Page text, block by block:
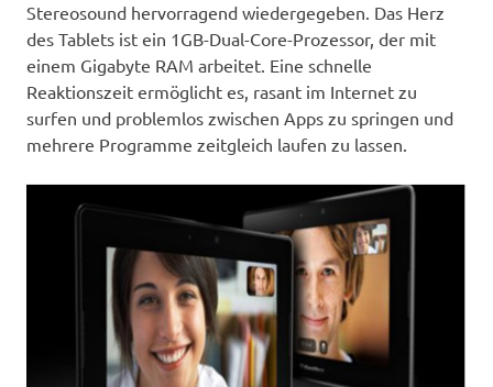
Stereosound hervorragend wiedergegeben. Das Herz
des Tablets ist ein 1GB-Dual-Core-Prozessor, der mit
einem Gigabyte RAM arbeitet. Eine schnelle
Reaktionszeit ermöglicht es, rasant im Internet zu
surfen und problemlos zwischen Apps zu springen und
mehrere Programme zeitgleich laufen zu lassen.